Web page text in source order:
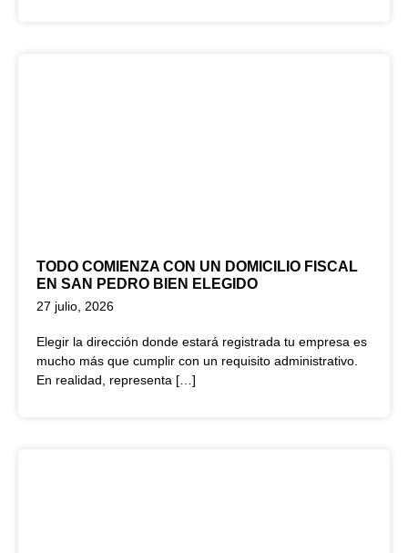
TODO COMIENZA CON UN DOMICILIO FISCAL
EN SAN PEDRO BIEN ELEGIDO
27 julio, 2026
Elegir la dirección donde estará registrada tu empresa es
mucho más que cumplir con un requisito administrativo.
En realidad, representa […]